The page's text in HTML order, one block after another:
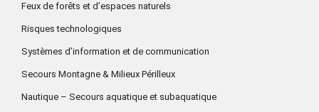
Feux de forêts et d’espaces naturels
Risques technologiques
Systèmes d’information et de communication
Secours Montagne & Milieux Périlleux
Nautique – Secours aquatique et subaquatique